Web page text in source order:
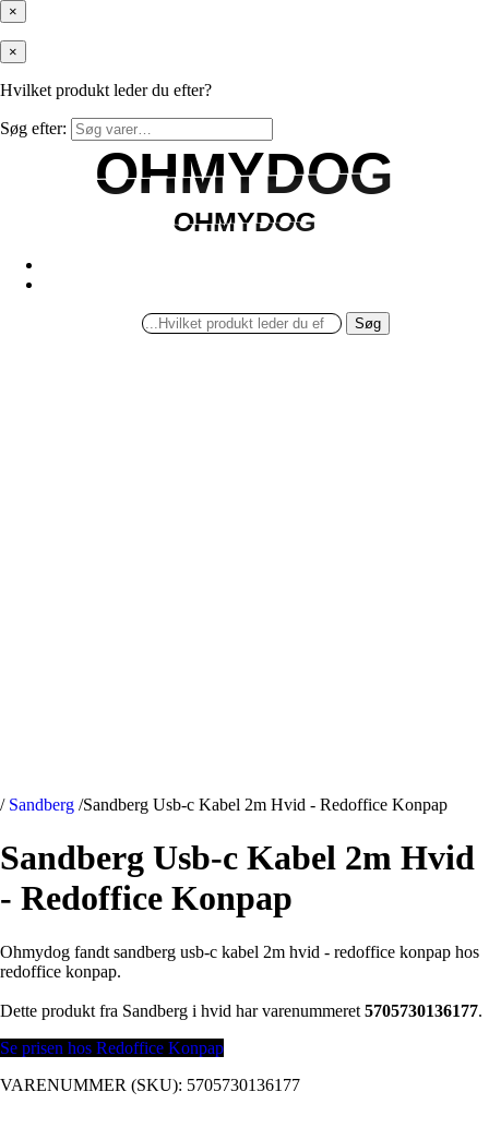
×
×
Hvilket produkt leder du efter?
Søg efter:
OHMYDOG
OHMYDOG
OHMYDOG
OHMYDOG
Søg
/ Sandberg /Sandberg Usb-c Kabel 2m Hvid - Redoffice Konpap
Sandberg Usb-c Kabel 2m Hvid
- Redoffice Konpap
Ohmydog fandt sandberg usb-c kabel 2m hvid - redoffice konpap hos
redoffice konpap.
Dette produkt fra Sandberg i hvid har varenummeret 5705730136177.
Se prisen hos Redoffice Konpap
VARENUMMER (SKU): 5705730136177